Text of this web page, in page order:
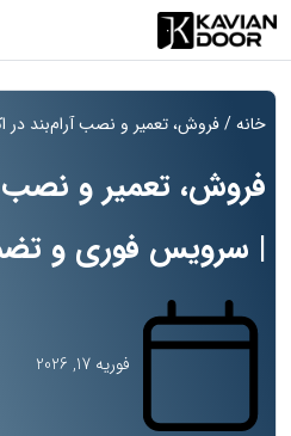
خانه/ فروش، تعمیر و نصب آرام‌بند در
فروش، تعمیر و نصب
| سرویس فوری و
فوریه 17, 2026